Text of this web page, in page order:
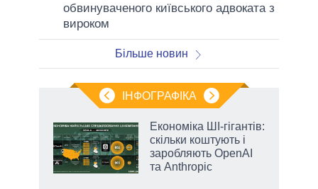
обвинуваченого київського адвоката з
вироком
Більше новин
ІНФОГРАФІКА
Економіка ШІ-гігантів:
скільки коштують і
заробляють OpenAI
та Anthropic